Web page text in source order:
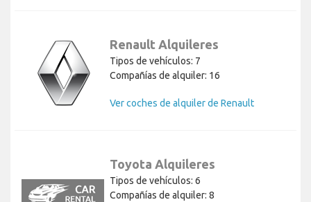
Renault Alquileres
Tipos de vehículos: 7
Compañías de alquiler: 16
Ver coches de alquiler de Renault
Toyota Alquileres
Tipos de vehículos: 6
Compañías de alquiler: 8